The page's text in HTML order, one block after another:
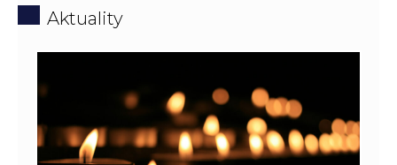
Aktuality